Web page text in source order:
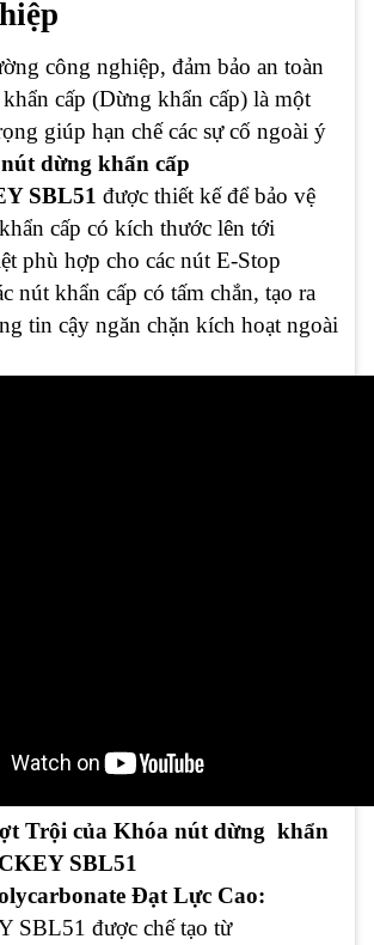
công nghiệp, đảm bảo an toàn
cấp (Dừng khẩn cấp) là một
giúp hạn chế các sự cố ngoài ý
dừng khẩn cấp
SBL51 được thiết kế để bảo vệ
cấp có kích thước lên tới
phù hợp cho các nút E-Stop
nút khẩn cấp có tấm chắn, tạo ra
tin cậy ngăn chặn kích hoạt ngoài
Trội của Khóa nút dừng khẩn
SBL51
Đạt Lực Cao:
SBL51 được chế tạo từ